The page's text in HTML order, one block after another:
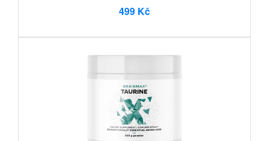
499 Kč